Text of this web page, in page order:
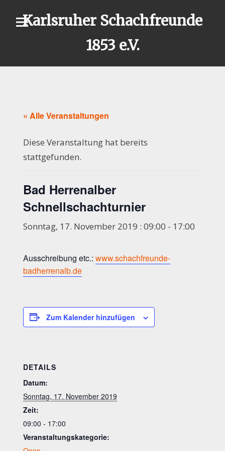
Karlsruher Schachfreunde
1853 e.V.
« Alle Veranstaltungen
Diese Veranstaltung hat bereits
stattgefunden.
Bad Herrenalber
Schnellschachturnier
Sonntag, 17. November 2019 : 09:00 - 17:00
Ausschreibung etc.: www.schachfreunde-
badherrenalb.de
Zum Kalender hinzufügen
DETAILS
Datum:
Sonntag, 17. November 2019
Zeit:
09:00 - 17:00
Veranstaltungskategorie: